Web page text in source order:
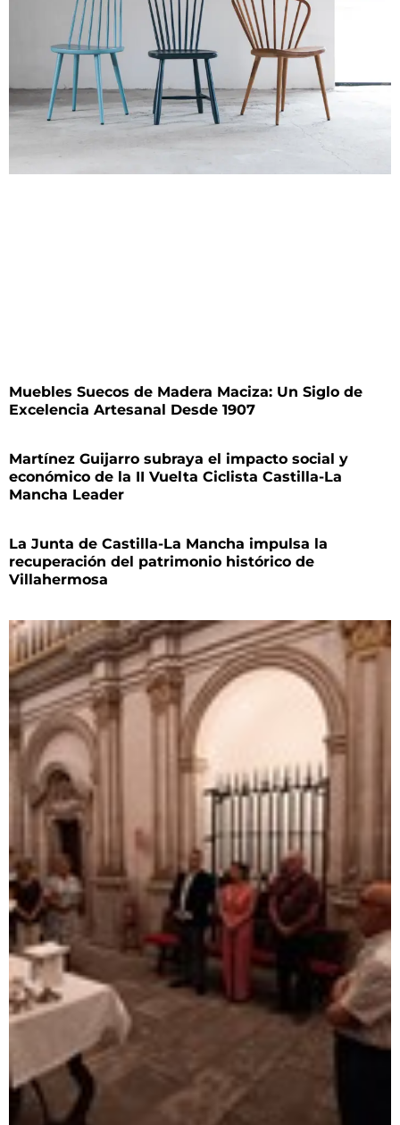
Muebles Suecos de Madera Maciza: Un Siglo de
Excelencia Artesanal Desde 1907
Martínez Guijarro subraya el impacto social y
económico de la II Vuelta Ciclista Castilla-La
Mancha Leader
La Junta de Castilla-La Mancha impulsa la
recuperación del patrimonio histórico de
Villahermosa